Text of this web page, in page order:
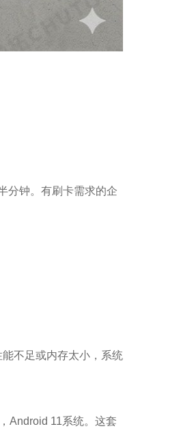
分钟。有刷卡需求的企
不足或内存太小，系统
Android 11系统。这套